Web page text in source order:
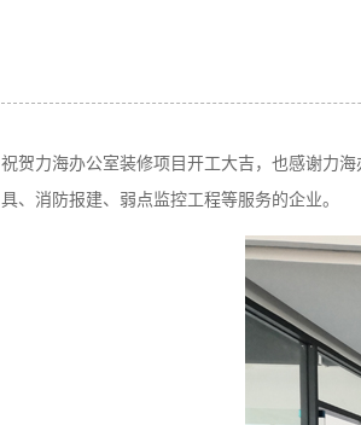
祝贺力海办公室装修项目开工大吉，也感谢力
具、消防报建、弱点监控工程等服务的企业。